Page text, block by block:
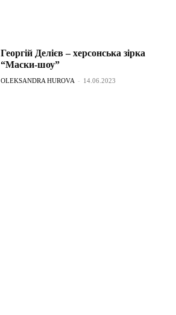
Георгій Делієв – херсонська зірка
“Маски-шоу”
OLEKSANDRA HUROVA - 14.06.2023